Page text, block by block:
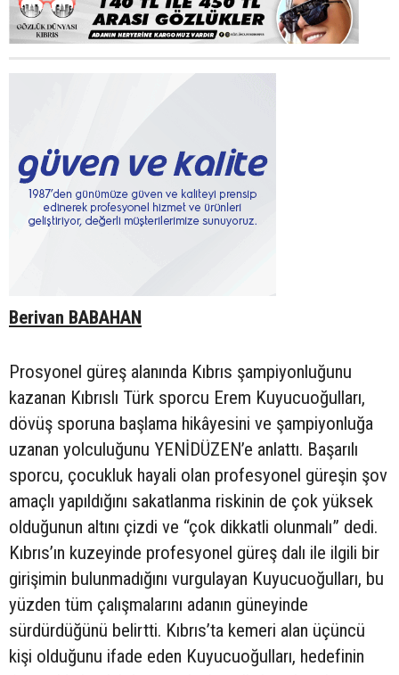
Berivan BABAHAN
Prosyonel güreş alanında Kıbrıs şampiyonluğunu
kazanan Kıbrıslı Türk sporcu Erem Kuyucuoğulları,
dövüş sporuna başlama hikâyesini ve şampiyonluğa
uzanan yolculuğunu YENİDÜZEN’e anlattı. Başarılı
sporcu, çocukluk hayali olan profesyonel güreşin şov
amaçlı yapıldığını sakatlanma riskinin de çok yüksek
olduğunun altını çizdi ve “çok dikkatli olunmalı” dedi.
Kıbrıs’ın kuzeyinde profesyonel güreş dalı ile ilgili bir
girişimin bulunmadığını vurgulayan Kuyucuoğulları, bu
yüzden tüm çalışmalarını adanın güneyinde
sürdürdüğünü belirtti. Kıbrıs’ta kemeri alan üçüncü
kişi olduğunu ifade eden Kuyucuoğulları, hedefinin